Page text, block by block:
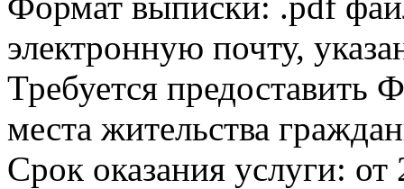
электронную почту,
Требуется
места жительства
Срок оказания услуги: от